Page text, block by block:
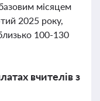
місяцем
2025 року,
100-130
вчителів з